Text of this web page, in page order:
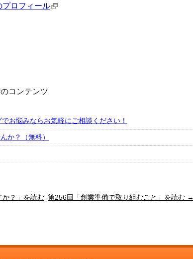
ロフィール
コンテンツ
お悩みならお気軽にご相談ください！
か？（無料）
？」を読む 第256回「創業準備で取り組むこと」を読む →